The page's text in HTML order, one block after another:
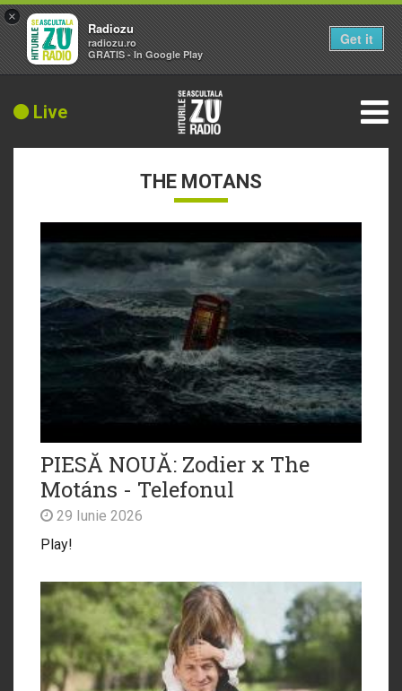
Live
THE MOTANS
PIESĂ NOUĂ: Zodier x The
Motáns - Telefonul
29 Iunie 2026
Play!
×
Radiozu
radiozu.ro
GRATIS - In Google Play
Get it